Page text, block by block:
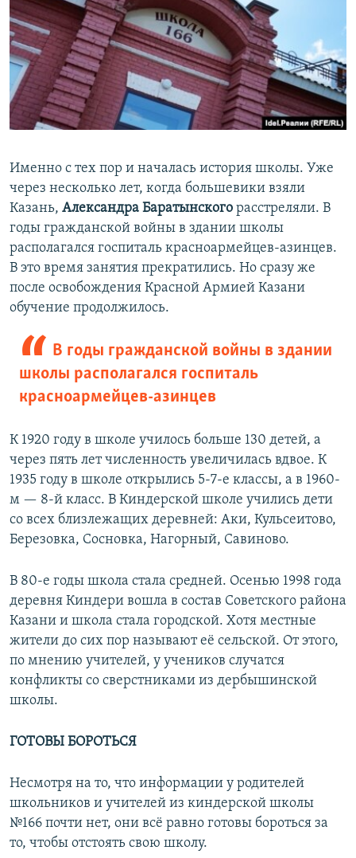
Именно с тех пор и началась история школы. Уже
через несколько лет, когда большевики взяли
Казань, Александра Баратынского расстреляли. В
годы гражданской войны в здании школы
располагался госпиталь красноармейцев-азинцев.
В это время занятия прекратились. Но сразу же
после освобождения Красной Армией Казани
обучение продолжилось.
В годы гражданской войны в здании
школы располагался госпиталь
красноармейцев-азинцев
К 1920 году в школе училось больше 130 детей, а
через пять лет численность увеличилась вдвое. К
1935 году в школе открылись 5-7-е классы, а в 1960-
м — 8-й класс. В Киндерской школе учились дети
со всех близлежащих деревней: Аки, Кульсеитово,
Березовка, Сосновка, Нагорный, Савиново.
В 80-е годы школа стала средней. Осенью 1998 года
деревня Киндери вошла в состав Советского района
Казани и школа стала городской. Хотя местные
жители до сих пор называют её сельской. От этого,
по мнению учителей, у учеников случатся
конфликты со сверстниками из дербышинской
школы.
ГОТОВЫ БОРОТЬСЯ
Несмотря на то, что информации у родителей
школьников и учителей из киндерской школы
№166 почти нет, они всё равно готовы бороться за
то, чтобы отстоять свою школу.